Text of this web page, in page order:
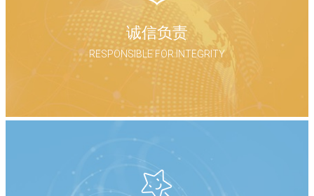
诚信负责
RESPONSIBLE FOR INTEGRITY